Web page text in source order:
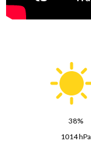
38%
1014 hPa